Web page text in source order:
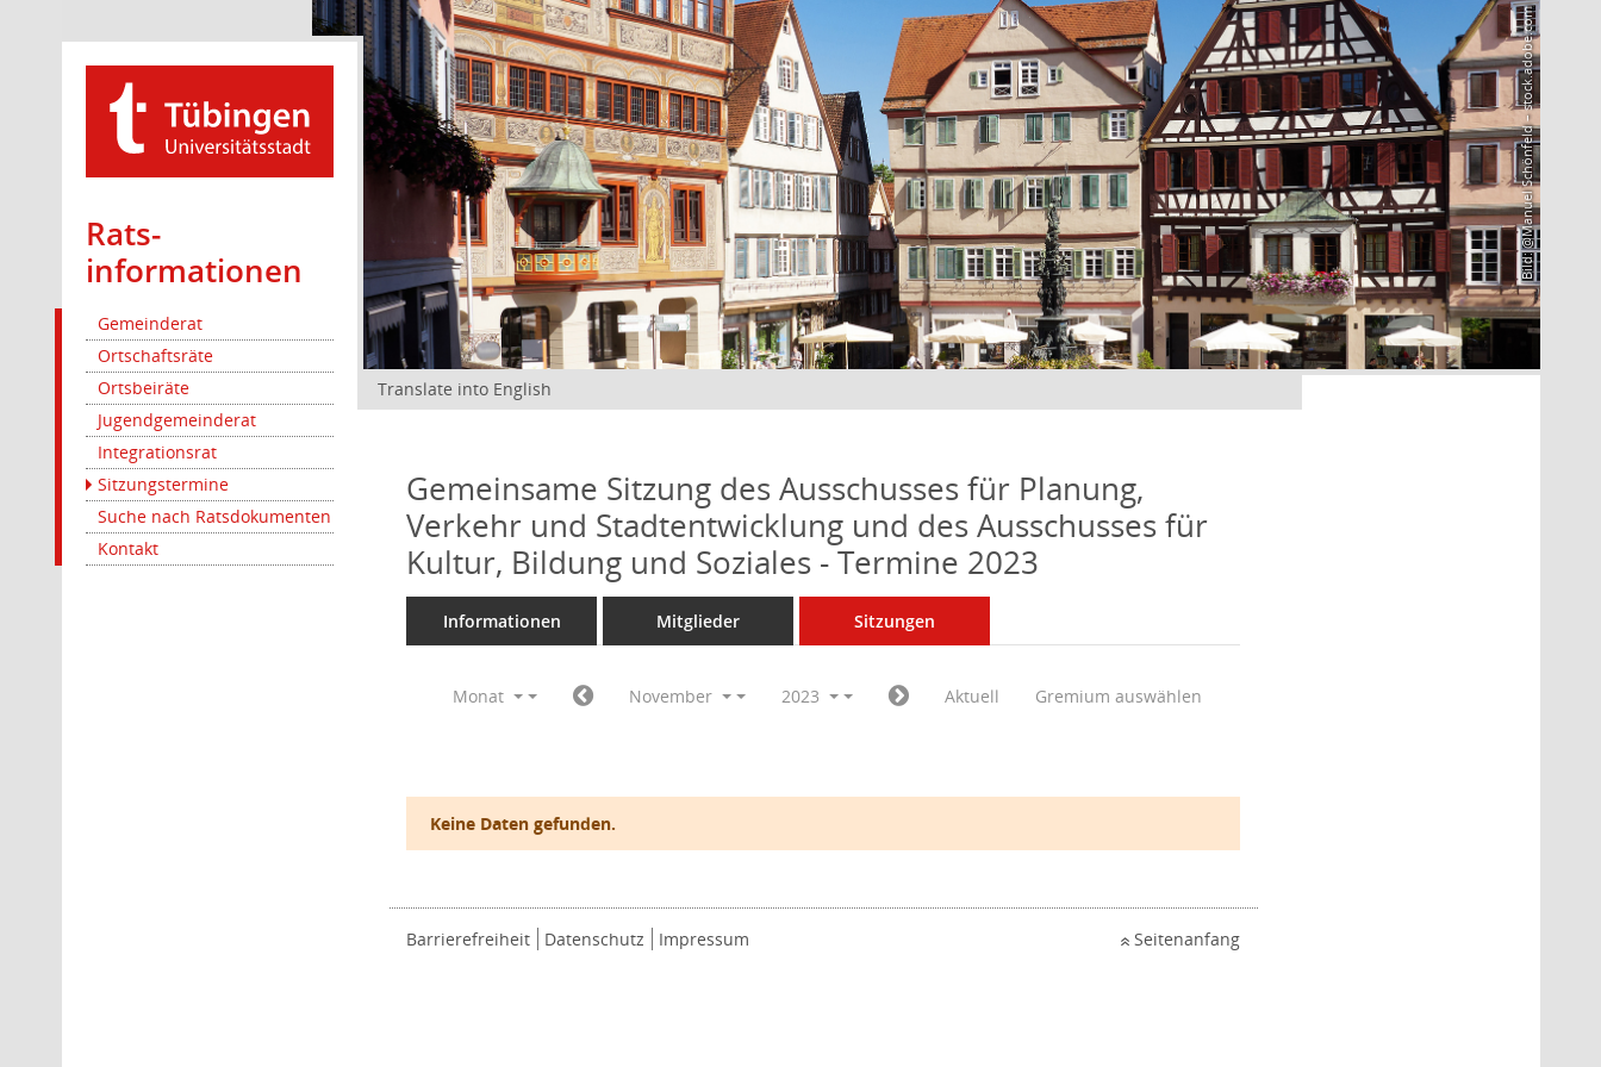
Rats­
informationen
Gemeinderat
Ortschaftsräte
Ortsbeiräte
Jugendgemeinderat
Integrationsrat
Sitzungstermine
Suche nach Ratsdokumenten
Kontakt
Bild: @Manuel Schönfeld – stock.adobe.com
Translate into English
Gemeinsame Sitzung des Ausschusses für Planung,
Verkehr und Stadtentwicklung und des Ausschusses für
Kultur, Bildung und Soziales - Termine 2023
Informationen Mitglieder Sitzungen
Monat November 2023 Aktuell Gremium auswählen
Keine Daten gefunden.
Barrierefreiheit Datenschutz Impressum Seitenanfang